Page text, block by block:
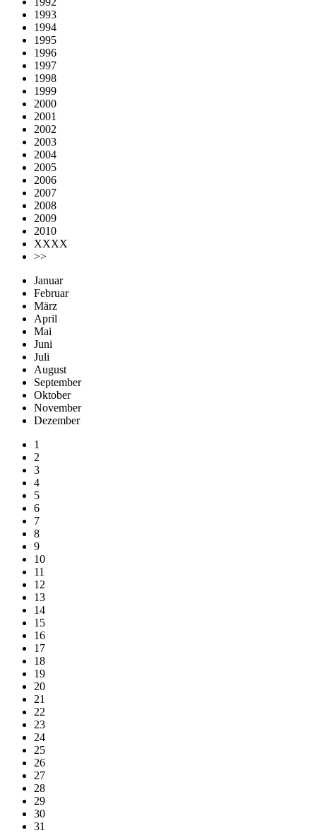
1993
1994
1995
1996
1997
1998
1999
2000
2001
2002
2003
2004
2005
2006
2007
2008
2009
2010
XXXX
>>
Januar
Februar
März
April
Mai
Juni
Juli
August
September
Oktober
November
Dezember
1
2
3
4
5
6
7
8
9
10
11
12
13
14
15
16
17
18
19
20
21
22
23
24
25
26
27
28
29
30
31